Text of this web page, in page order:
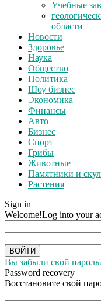
Учебные
области
Новости
Здоровье
Наука
Общество
Политика
Шоу бизнес
Экономика
Финансы
Авто
Бизнес
Спорт
Грибы
Животные
Памятники и
Растения
Sign in
Welcome!Log into your
Вы забыли свой
Password recovery
Восстановите свой